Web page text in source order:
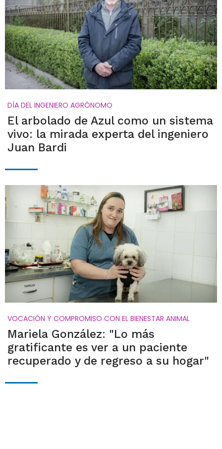
DÍA DEL INGENIERO AGRÓNOMO
El arbolado de Azul como un sistema
vivo: la mirada experta del ingeniero
Juan Bardi
VOCACIÓN Y COMPROMISO CON EL BIENESTAR ANIMAL
Mariela González: "Lo más
gratificante es ver a un paciente
recuperado y de regreso a su hogar"